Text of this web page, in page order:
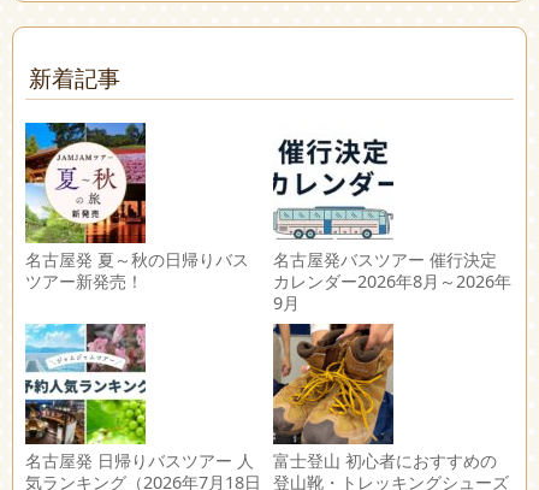
新着記事
名古屋発 夏～秋の日帰りバス
ツアー新発売！
名古屋発バスツアー 催行決定
カレンダー2026年8月～2026年
9月
名古屋発 日帰りバスツアー 人
気ランキング（2026年7月18日
富士登山 初心者におすすめの
登山靴・トレッキングシューズ